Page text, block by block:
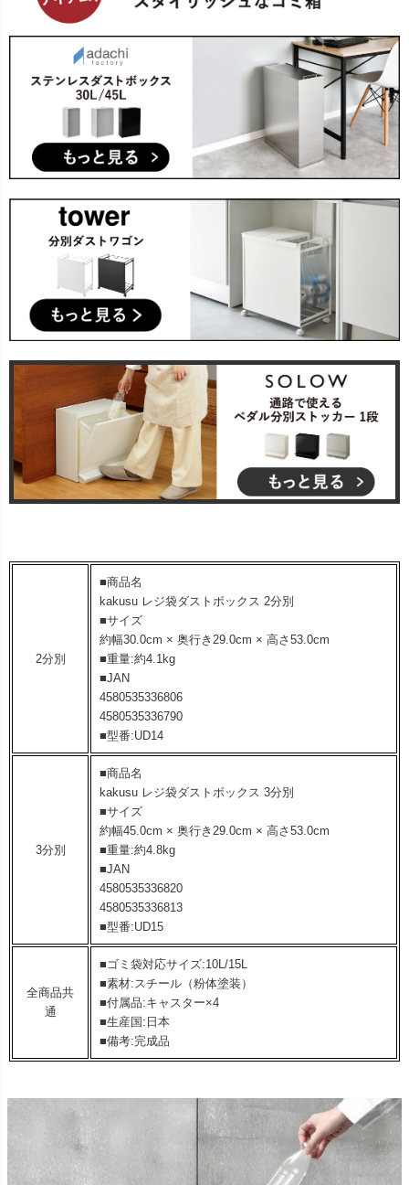
2分別
■商品名
kakusu レジ袋ダストボックス 2分別
■サイズ
約幅30.0cm × 奥行き29.0cm × 高さ53.0cm
■重量:約4.1kg
■JAN
4580535336806
4580535336790
■型番:UD14
3分別
■商品名
kakusu レジ袋ダストボックス 3分別
■サイズ
約幅45.0cm × 奥行き29.0cm × 高さ53.0cm
■重量:約4.8kg
■JAN
4580535336820
4580535336813
■型番:UD15
全商品共
通
■ゴミ袋対応サイズ:10L/15L
■素材:スチール（粉体塗装）
■付属品:キャスター×4
■生産国:日本
■備考:完成品